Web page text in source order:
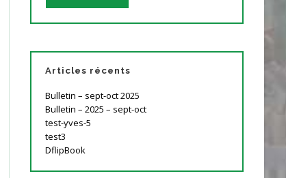
Articles récents
Bulletin – sept-oct 2025
Bulletin – 2025 – sept-oct
test-yves-5
test3
DflipBook